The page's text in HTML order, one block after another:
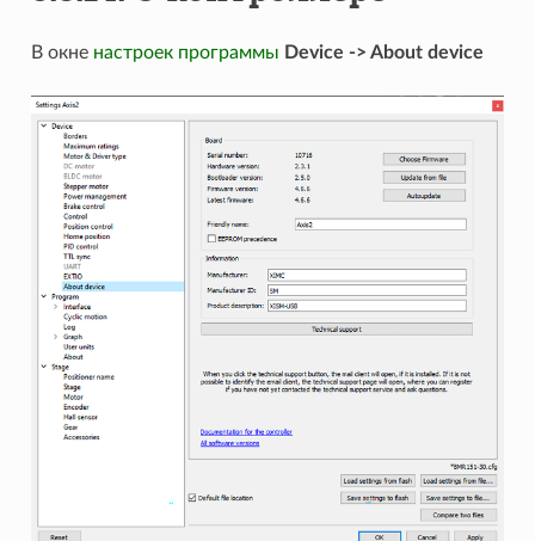
В окне настроек программы Device -> About device